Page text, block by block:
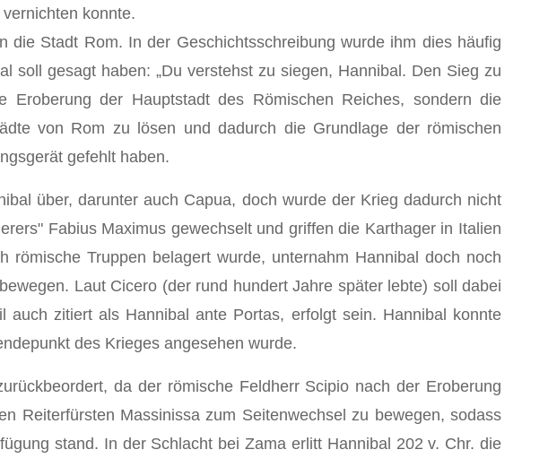
konnte.
Stadt Rom. In der Geschichtsschreibung wurde ihm dies häufig
soll gesagt haben: „Du verstehst zu siegen, Hannibal. Den Sieg zu
der Hauptstadt des Römischen Reiches, sondern die
von Rom zu lösen und dadurch die Grundlage der römischen
gefehlt haben.
über, darunter auch Capua, doch wurde der Krieg dadurch nicht
Fabius Maximus gewechselt und griffen die Karthager in Italien
Truppen belagert wurde, unternahm Hannibal doch noch
Laut Cicero (der rund hundert Jahre später lebte) soll dabei
zitiert als Hannibal ante Portas, erfolgt sein. Hannibal konnte
des Krieges angesehen wurde.
da der römische Feldherr Scipio nach der Eroberung
Reiterfürsten Massinissa zum Seitenwechsel zu bewegen, sodass
stand. In der Schlacht bei Zama erlitt Hannibal 202 v. Chr. die